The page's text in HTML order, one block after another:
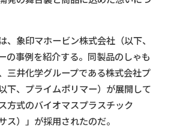
、象印マホービン株式会社（以下、
の事例を紹介する。同製品のしゃも
三井化学グループである株式会社プ
下、プライムポリマー）が展開して
方式のバイオマスプラスチック
ス）」が採用されたのだ。